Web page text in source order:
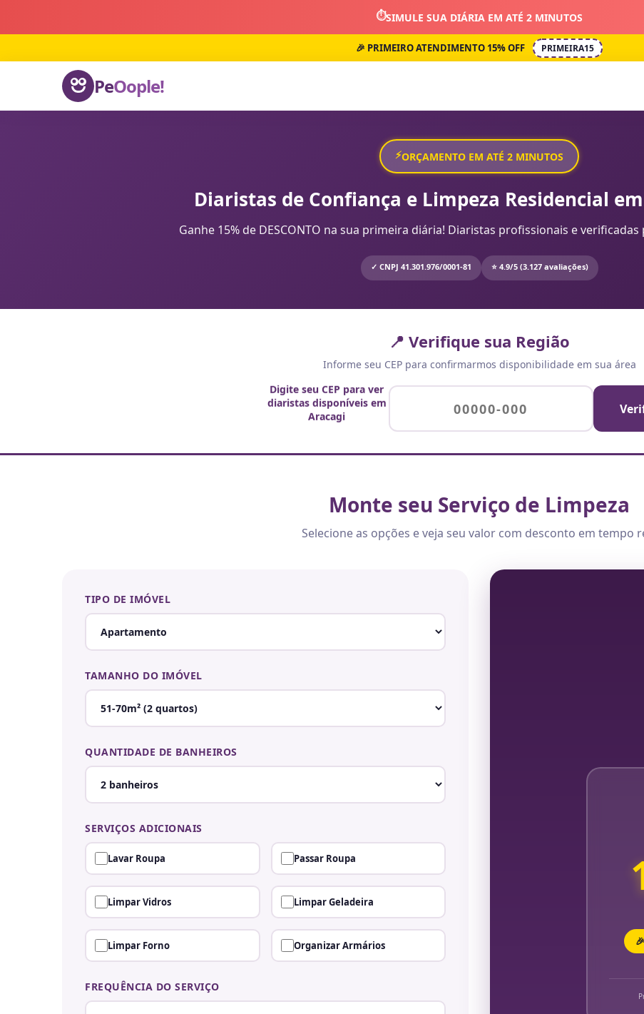
⏱️SIMULE SUA DIÁRIA EM ATÉ 2 MINUTOS
🎉 PRIMEIRO ATENDIMENTO 15% OFF PRIMEIRA15
PeOople!
⚡ORÇAMENTO EM ATÉ 2 MINUTOS
Diaristas de Confiança e Limpeza Residencial
Ganhe 15% de DESCONTO na sua primeira diária! Diaristas profissionais e
✓ CNPJ 41.301.976/0001-81 ⭐ 4.9/5 (3.127 avaliações)
📍 Verifique sua Região
Informe seu CEP para confirmarmos disponibilidade em sua área
Digite seu CEP para ver
diaristas disponíveis em
Aracagi
Monte seu Serviço de Limpeza
Selecione as opções e veja seu valor com desconto em tempo
TIPO DE IMÓVEL
TAMANHO DO IMÓVEL
QUANTIDADE DE BANHEIROS
SERVIÇOS ADICIONAIS
Lavar Roupa Passar Roupa
Limpar Vidros Limpar Geladeira
Limpar Forno Organizar Armários
FREQUÊNCIA DO SERVIÇO